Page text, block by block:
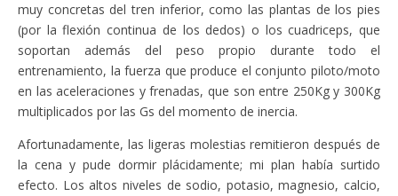
muy concretas del tren inferior, como las plantas de los pies
(por la flexión continua de los dedos) o los cuadriceps, que
soportan además del peso propio durante todo el
entrenamiento, la fuerza que produce el conjunto piloto/moto
en las aceleraciones y frenadas, que son entre 250Kg y 300Kg
multiplicados por las Gs del momento de inercia.
Afortunadamente, las ligeras molestias remitieron después de
la cena y pude dormir plácidamente; mi plan había surtido
efecto. Los altos niveles de sodio, potasio, magnesio, calcio,